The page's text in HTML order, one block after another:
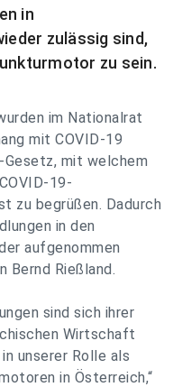
in
zulässig sind,
zu sein.
im Nationalrat
mit COVID-19
Gesetz, mit welchem
19-
zu begrüßen. Dadurch
in den
aufgenommen
Bernd Rießland.
sind sich ihrer
Wirtschaft
unserer Rolle als
in Österreich,“